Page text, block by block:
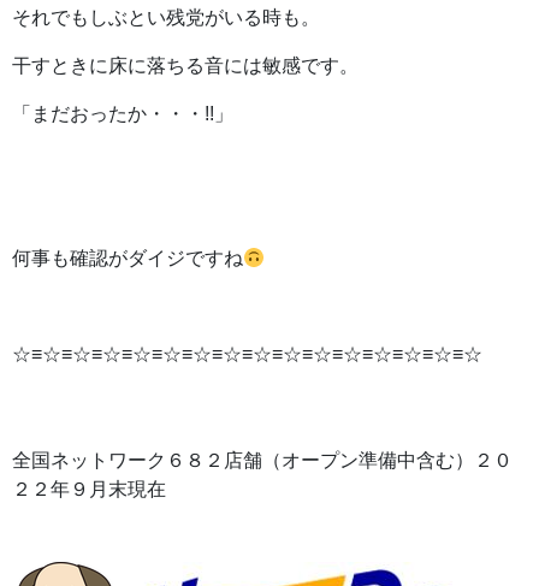
それでもしぶとい残党がいる時も。
干すときに床に落ちる音には敏感です。
「まだおったか・・・!!」
何事も確認がダイジですね
☆≡☆≡☆≡☆≡☆≡☆≡☆≡☆≡☆≡☆≡☆≡☆≡☆≡☆≡☆≡☆
全国ネットワーク６８２店舗（オープン準備中含む）２０
２２年９月末現在